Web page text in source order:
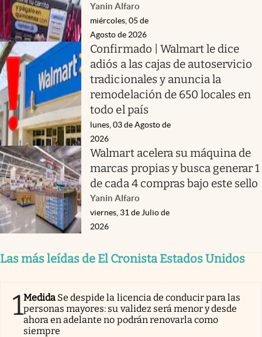
Yanin Alfaro
miércoles, 05 de
Agosto de 2026
Confirmado | Walmart le dice
adiós a las cajas de autoservicio
tradicionales y anuncia la
remodelación de 650 locales en
todo el país
lunes, 03 de Agosto de
2026
Walmart acelera su máquina de
marcas propias y busca generar 1
de cada 4 compras bajo este sello
Yanin Alfaro
viernes, 31 de Julio de
2026
Las más leídas de El Cronista Estados Unidos
1Medida Se despide la licencia de conducir para las
personas mayores: su validez será menor y desde
ahora en adelante no podrán renovarla como
siempre